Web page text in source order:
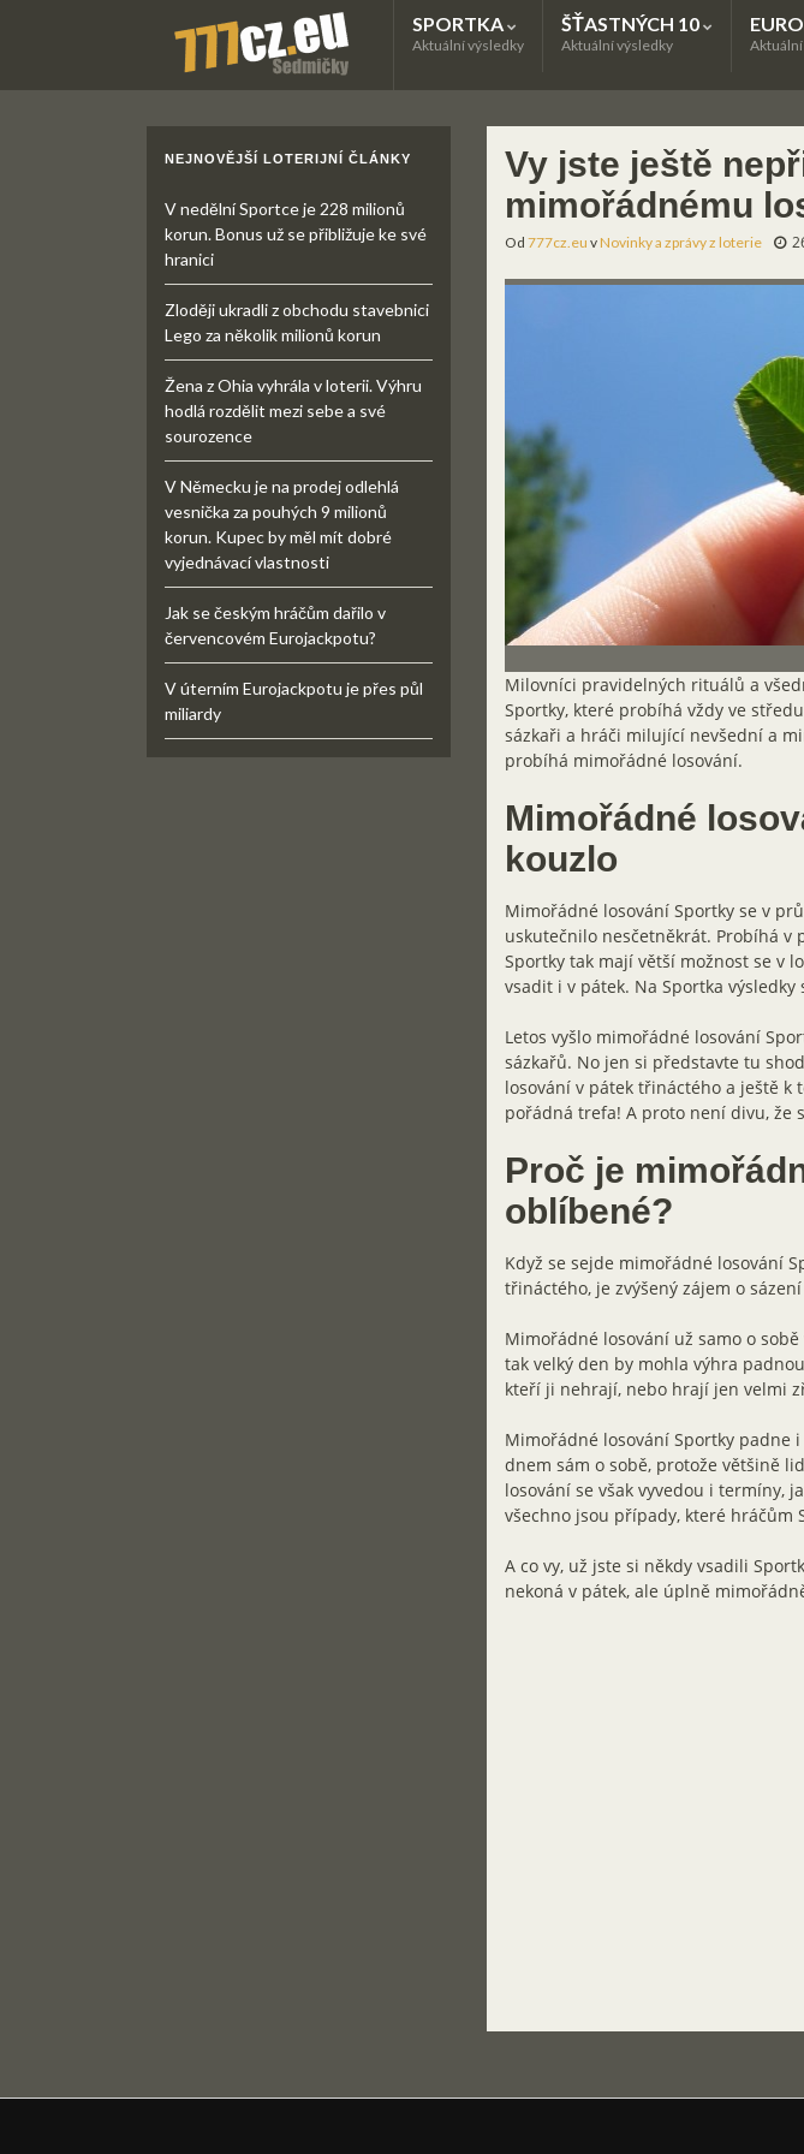
SPORTKA
Aktuální výsledky
ŠŤASTNÝCH 10
Aktuální výsledky
Vy jste ještě
mimořádnému
Od 777cz.eu vNovinky a zprávy z loterie
Milovníci pravidelných rituálů a
Sportky, které probíhá vždy ve
sázkaři a hráči milující nevšední a
probíhá mimořádné losování.
Mimořádné
kouzlo
Mimořádné losování Sportky se v
uskutečnilo nesčetněkrát. Probíhá v
Sportky tak mají větší možnost se v
vsadit i v pátek. Na Sportka
Letos vyšlo mimořádné losování
sázkařů. No jen si představte tu
losování v pátek třináctého a ještě k
pořádná trefa! A proto není divu, že
Proč je
oblíbené?
Když se sejde mimořádné losování
třináctého, je zvýšený zájem o
Mimořádné losování už samo o
tak velký den by mohla výhra
kteří ji nehrají, nebo hrají jen velmi
Mimořádné losování Sportky padne
dnem sám o sobě, protože většině
losování se však vyvedou i termíny,
všechno jsou případy, které hráčům
A co vy, už jste si někdy vsadili
nekoná v pátek, ale úplně
NEJNOVĚJŠÍ LOTERIJNÍ ČLÁNKY
V nedělní Sportce je 228 milionů
korun. Bonus už se přibližuje ke své
hranici
Zloději ukradli z obchodu stavebnici
Lego za několik milionů korun
Žena z Ohia vyhrála v loterii. Výhru
hodlá rozdělit mezi sebe a své
sourozence
V Německu je na prodej odlehlá
vesnička za pouhých 9 milionů
korun. Kupec by měl mít dobré
vyjednávací vlastnosti
Jak se českým hráčům dařilo v
červencovém Eurojackpotu?
V úterním Eurojackpotu je přes půl
miliardy